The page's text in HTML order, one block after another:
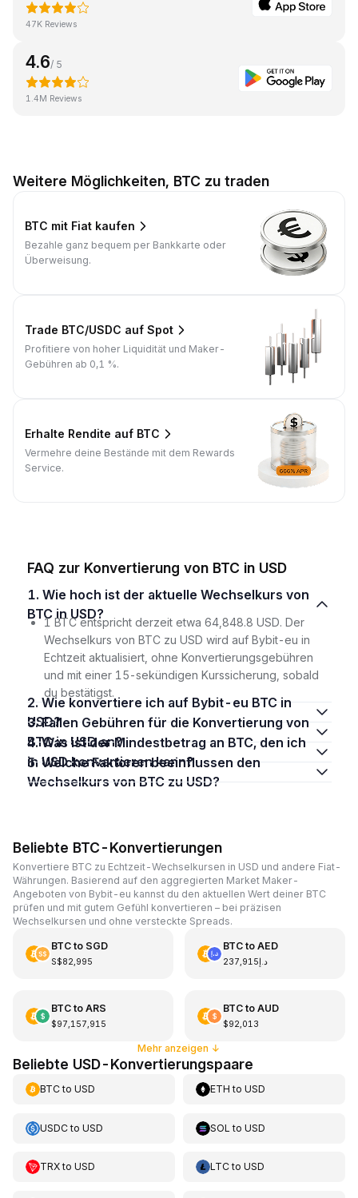
47K Reviews
4.6/ 5
1.4M Reviews
Weitere Möglichkeiten, BTC zu traden
BTC mit Fiat kaufen
Bezahle ganz bequem per Bankkarte oder
Überweisung.
Trade BTC/USDC auf Spot
Profitiere von hoher Liquidität und Maker-
Gebühren ab 0,1 %.
Erhalte Rendite auf BTC
Vermehre deine Bestände mit dem Rewards
Service.
FAQ zur Konvertierung von BTC in USD
1. Wie hoch ist der aktuelle Wechselkurs von
BTC in USD?
1 BTC entspricht derzeit etwa 64,848.8 USD. Der
Wechselkurs von BTC zu USD wird auf Bybit-eu in
Echtzeit aktualisiert, ohne Konvertierungsgebühren
und mit einer 15-sekündigen Kurssicherung, sobald
du bestätigst.
2. Wie konvertiere ich auf Bybit-eu BTC in
USD?
3. Fallen Gebühren für die Konvertierung von
BTC in USD an?
4. Was ist der Mindestbetrag an BTC, den ich
in USD konvertieren kann?
5. Welche Faktoren beeinflussen den
Wechselkurs von BTC zu USD?
Beliebte BTC-Konvertierungen
Konvertiere BTC zu Echtzeit-Wechselkursen in USD und andere Fiat-
Währungen. Basierend auf den aggregierten Market Maker-
Angeboten von Bybit-eu kannst du den aktuellen Wert deiner BTC
prüfen und mit gutem Gefühl konvertieren – bei präzisen
Wechselkursen und ohne versteckte Spreads.
BTCto SGD
S$82,995
BTCto AED
د.إ237,915
BTCto ARS
$97,157,915
BTCto AUD
$92,013
Mehr anzeigen ↓
Beliebte USD-Konvertierungspaare
BTCto USD ETH toUSD
USDCto USD SOL toUSD
TRXto USD LTCtoUSD